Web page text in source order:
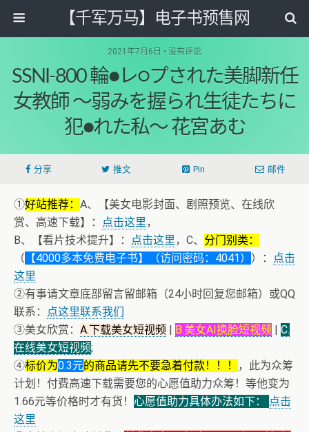
【千军万马】电子书预售网
2021年7月6日 • 没有评论
SSNI-800 輪●レ○プされた美脚新任
女教師 ～弱みを握られ生徒たちに
犯●れた私～ 花宮あむ
分享 推文 Pin 邮件
①好站推荐： A、【美女电影封面、剧照预览、在线欣
赏、高速下载】：
点击这里，
B、【看片技术提升】：
点击这里，C、 分门别类：
（ 【4000多本免费电子书】（访问密码：4041） ）：
点击
这里
②有事请文章底部留言留邮箱（24小时回复您邮箱）或QQ
联系：
点这里联系我们
③美女欣赏： A.下载美女短视频 | B.美女AI换脸短视频 | C.
在线美女短视频;
④标价为0.3元的商品请先不要急着付款！！！
，此为众筹
计划！付费高速下载需要您的心愿值助力众筹！等他变为
1.66元等价格时才有货！ 心愿值助力具体办法如下：
点击
这里